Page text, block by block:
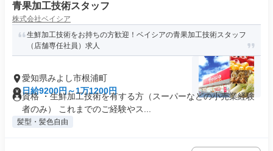
青果加工技術スタッフ
株式会社ベイシア
生鮮加工技術をお持ちの方歓迎！ベイシアの青果加工技術スタッフ
（店舗専任社員）求人
愛知県みよし市根浦町
日給9200円～1万1200円
資格 ・生鮮加工技術を有する方（スーパーなどの小売業経験
者のみ） これまでのご経験やス...
髪型・髪色自由